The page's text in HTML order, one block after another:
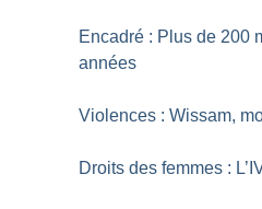
Encadré : Plus de 200
années
Violences : Wissam,
Droits des femmes :